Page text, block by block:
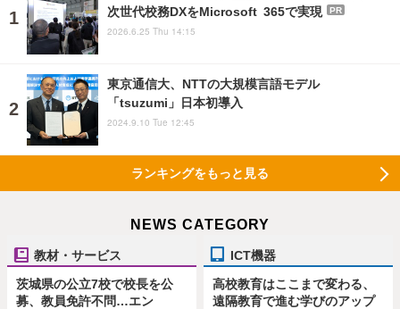
次世代校務DXをMicrosoft 365で実現
PR
2026.6.25 Thu 14:15
東京通信大、NTTの大規模言語モデル
「tsuzumi」日本初導入
2024.9.10 Tue 12:45
ランキングをもっと見る
NEWS CATEGORY
教材・サービス
茨城県の公立7校で校長を公
募、教員免許不問…エン
ICT機器
高校教育はここまで変わる、
遠隔教育で進む学びのアップ